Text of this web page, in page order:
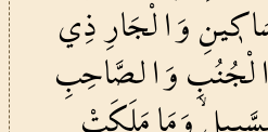
وَالْجَارِذِي
الْجُنُبِوَالصَّاحِبِ